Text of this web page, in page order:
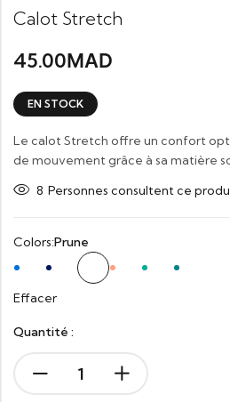
Calot Stretch
45.00MAD
EN STOCK
Le calot Stretch offre un confort
de mouvement grâce à sa matière
8 Personnes consultent ce
Colors:Prune
Effacer
Quantité :